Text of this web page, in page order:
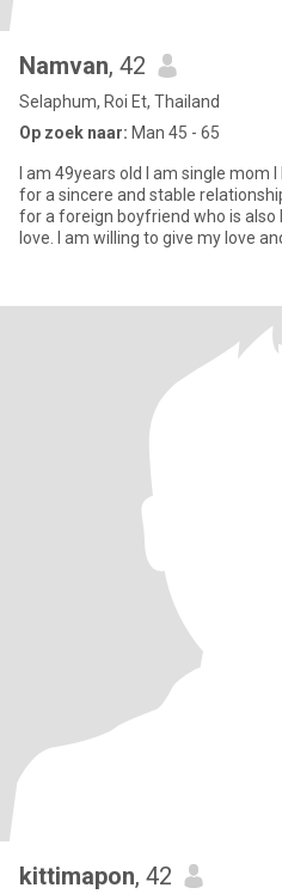
Namvan, 42
Selaphum, Roi Et, Thailand
Op zoek naar: Man 45 - 65
I am 49years old I am single mom
for a sincere and stable
for a foreign boyfriend who is also
love. I am willing to give my love
kittimapon, 42